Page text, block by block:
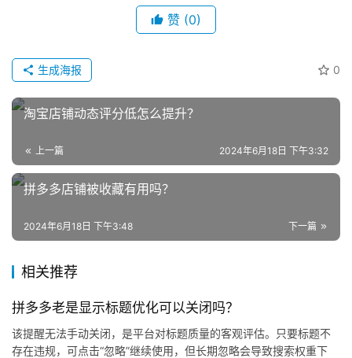
网
店
跨
境
电
商
赞 (0)
0
生成海报
淘宝店铺动态评分低怎么提升？
上一篇 2024年6月18日 下午3:32
拼多多店铺被收藏有用吗？
下一篇
2024年6月18日 下午3:48
相关推荐
拼多多老是显示标题优化可以关闭吗？
该提醒无法手动关闭，是平台对标题质量的客观评估。只要标题不
存在违规，可点击“忽略”继续使用，但长期忽略会导致搜索权重下